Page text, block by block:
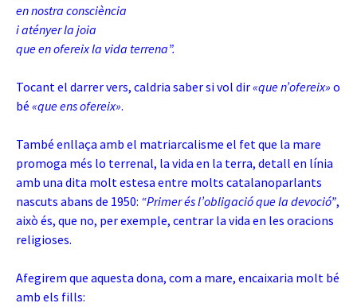
en nostra consciència
i atényer la joia
que en ofereix la vida terrena”.
Tocant el darrer vers, caldria saber si vol dir«que n’ofereix» o
bé «que ens ofereix».
També enllaça amb el matriarcalisme el fet que la mare
promoga més lo terrenal, la vida en la terra, detall en línia
amb una dita molt estesa entre molts catalanoparlants
nascuts abans de 1950: “Primer és l’obligació que la devoció”,
això és, que no, per exemple, centrar la vida en les oracions
religioses.
Afegirem que aquesta dona, com a mare, encaixaria molt bé
amb els fills: